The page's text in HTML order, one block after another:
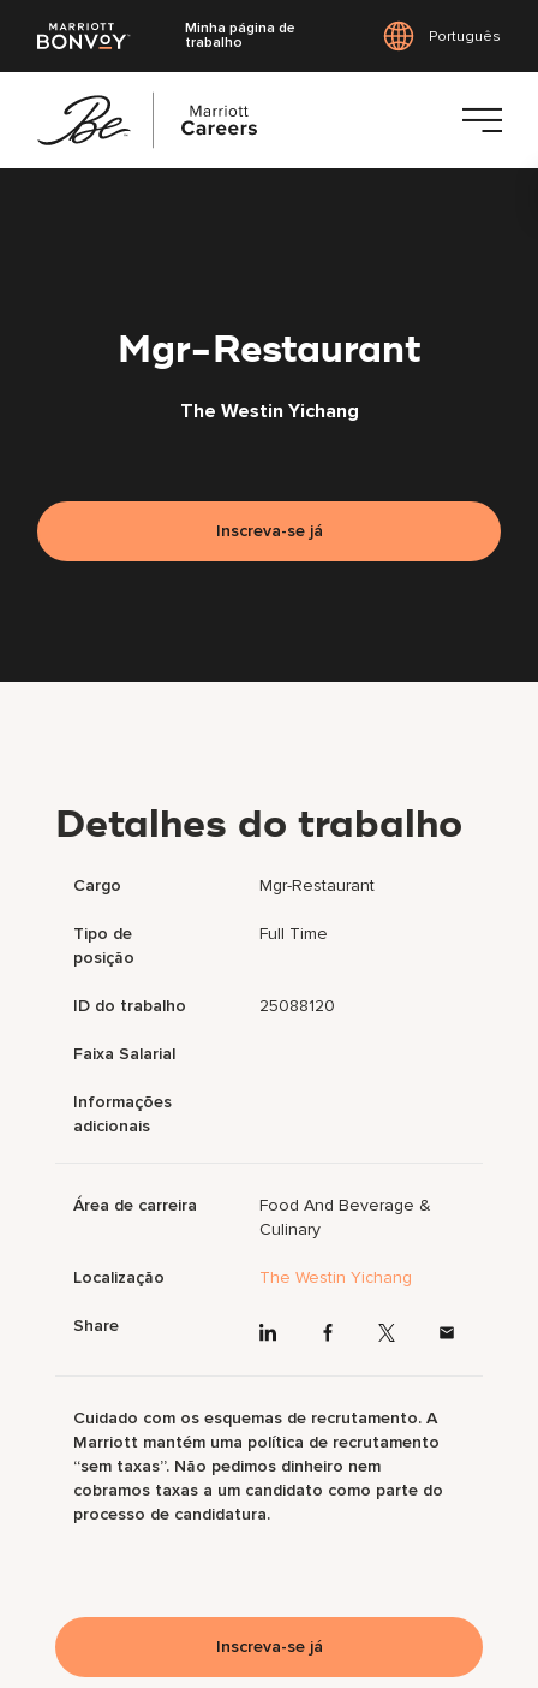
Minha página de
trabalho
Português
Mgr-Restaurant
The Westin Yichang
Inscreva-se já
Detalhes do trabalho
Cargo Mgr-Restaurant
Tipo de
posição
Full Time
ID do trabalho 25088120
Faixa Salarial
Informações
adicionais
Área de carreira
Food And Beverage &
Culinary
Localização The Westin Yichang
Share
Cuidado com os esquemas de recrutamento. A
Marriott mantém uma política de recrutamento
“sem taxas”. Não pedimos dinheiro nem
cobramos taxas a um candidato como parte do
processo de candidatura.
Inscreva-se já